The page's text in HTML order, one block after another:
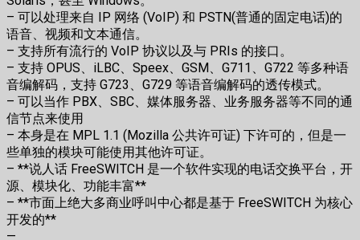
– 可以处理来自 IP 网络 (VoIP) 和 PSTN(普通的固定电话)的
语音、视频和文本通信。
– 支持所有流行的 VoIP 协议以及与 PRIs 的接口。
– 支持 OPUS、iLBC、Speex、GSM、G711、G722 等多种语
音编解码，支持 G723、G729 等语音编解码的透传模式。
– 可以当作 PBX、SBC、媒体服务器、业务服务器等不同的通
信节点来使用
– 本身是在 MPL 1.1 (Mozilla 公共许可证) 下许可的，但是一
些单独的模块可能使用其他许可证。
– **说人话 FreeSWITCH 是一个软件实现的电话交换平台，开
源、模块化、功能丰富**
– **市面上绝大多商业呼叫中心都是基于 FreeSWITCH 为核心
开发的**
—